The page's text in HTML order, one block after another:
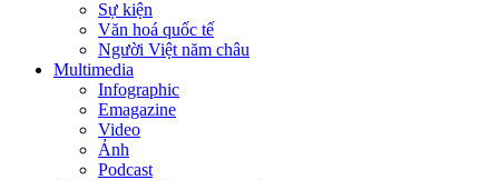
Sự kiện
Văn hoá quốc tế
Người Việt năm châu
Multimedia
Infographic
Emagazine
Video
Ảnh
Podcast